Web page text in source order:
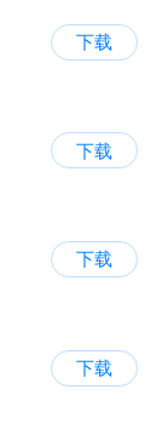
下载
下载
下载
下载